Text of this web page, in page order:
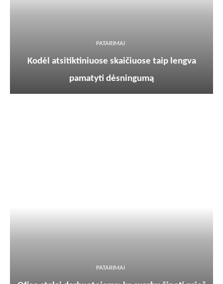
PATARIMAI
Kodėl atsitiktiniuose skaičiuose taip lengva
pamatyti dėsningumą
PATARIMAI